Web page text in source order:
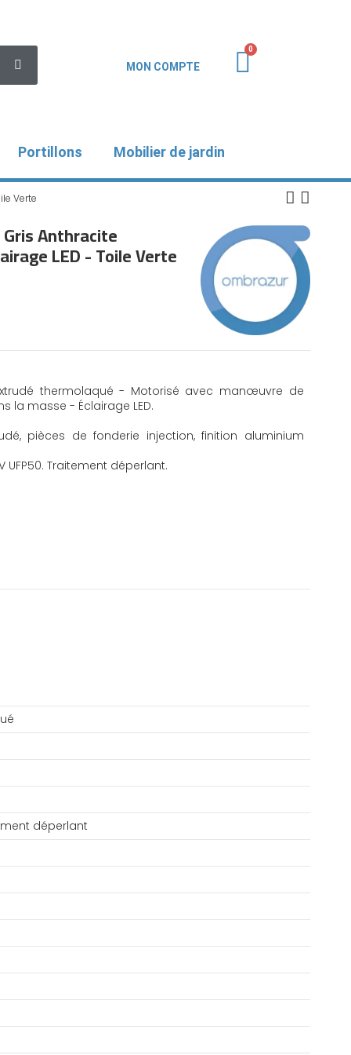
MON COMPTE
Portillons Mobilier de jardin
Verte
Anthracite
LED - Toile Verte
thermolaqué - Motorisé avec manœuvre de
la masse - Éclairage LED.
pièces de fonderie injection, finition aluminium
Traitement déperlant.
déperlant